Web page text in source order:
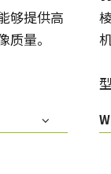
相机提供更好的色彩保真
单色
彩色
够提供高
量。